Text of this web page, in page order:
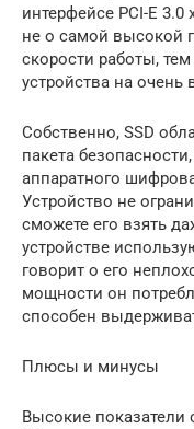
интерфейсе PCI-E
не о самой высокой
скорости работы,
устройства на
Собственно, SSD
пакета
аппаратного
Устройство не
сможете его взять
устройстве
говорит о его
мощности он
способен
Плюсы и минусы
Высокие показатели